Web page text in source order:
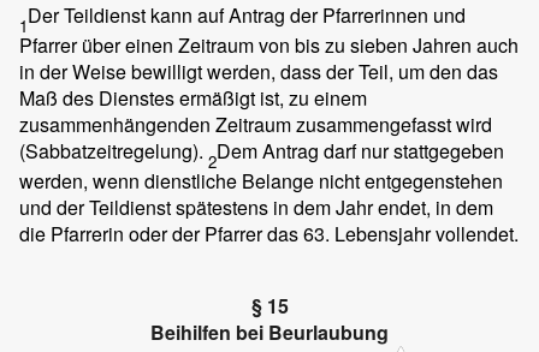
1Der Teildienst kann auf Antrag der Pfarrerinnen und
Pfarrer über einen Zeitraum von bis zu sieben Jahren auch
in der Weise bewilligt werden, dass der Teil, um den das
Maß des Dienstes ermäßigt ist, zu einem
zusammenhängenden Zeitraum zusammengefasst wird
(Sabbatzeitregelung). 2Dem Antrag darf nur stattgegeben
werden, wenn dienstliche Belange nicht entgegenstehen
und der Teildienst spätestens in dem Jahr endet, in dem
die Pfarrerin oder der Pfarrer das 63. Lebensjahr vollendet.
§ 15
Beihilfen bei Beurlaubung